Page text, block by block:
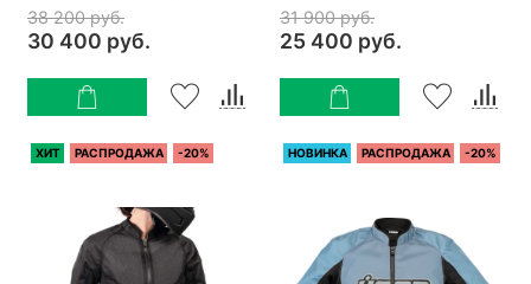
38 200 руб.
30 400 руб.
31 900 руб.
25 400 руб.
ХИТ РАСПРОДАЖА -20% НОВИНКА РАСПРОДАЖА -20%